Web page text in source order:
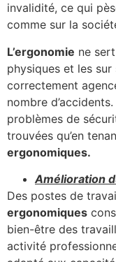
invalidité, ce qui
comme sur la
L’ergonomie ne
physiques et les
correctement
nombre
problèmes de
trouvées qu’en
ergonomiques.
Amélioration
Des postes de
ergonomiques
bien-être des
activité